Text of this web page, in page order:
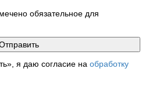
обязательное для
я даю согласие на обработку